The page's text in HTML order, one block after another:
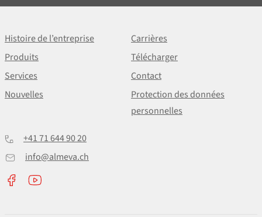
Histoire de l’entreprise
Carrières
Produits
Télécharger
Services
Contact
Nouvelles
Protection des données
personnelles
+41 71 644 90 20
info@almeva.ch